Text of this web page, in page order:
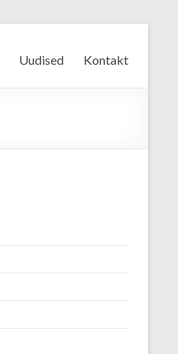
Uudised Kontakt